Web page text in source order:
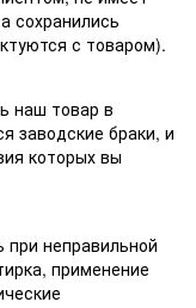
сохранились
с товаром).
наш товар в
заводские браки, и
которых вы
неправильной
применение